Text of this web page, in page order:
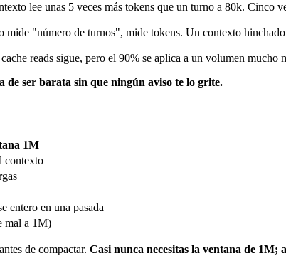
lee unas 5 veces más tokens que un turno a 80k. Cinco
mide "número de turnos", mide tokens. Un contexto
reads sigue, pero el 90% se aplica a un volumen
de ser barata sin que ningún aviso te lo grite.
1M
contexto
entero en una pasada
mal a 1M)
de compactar. Casi nunca necesitas la ventana de 1M;